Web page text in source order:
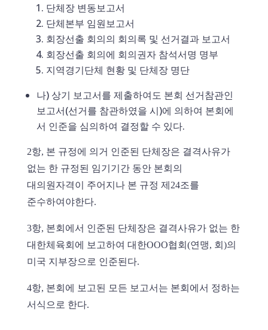
단체장 변동보고서
단체본부 임원보고서
회장선출 회의의 회의록 및 선거결과 보고서
회장선출 회의에 회의권자 참석서명 명부
지역경기단체 현황 및 단체장 명단
나) 상기 보고서를 제출하여도 본회 선거참관인
보고서(선거를 참관하였을 시)에 의하여 본회에
서 인준을 심의하여 결정할 수 있다.
2항, 본 규정에 의거 인준된 단체장은 결격사유가
없는 한 규정된 임기기간 동안 본회의
대의원자격이 주어지나 본 규정 제24조를
준수하여야한다.
3항, 본회에서 인준된 단체장은 결격사유가 없는 한
대한체육회에 보고하여 대한OOO협회(연맹, 회)의
미국 지부장으로 인준된다.
4항, 본회에 보고된 모든 보고서는 본회에서 정하는
서식으로 한다.